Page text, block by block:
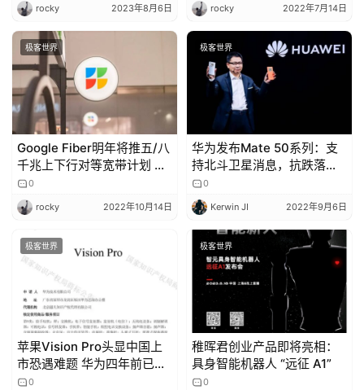
rocky 2023年8月6日 rocky 2022年7月14日
极客世界
Google Fiber明年将推五/八
千兆上下行对等宽带计划 月
费125/150美元
0
rocky 2022年10月14日
极客世界
华为发布Mate 50系列：支
持北斗卫星消息，抗跌落能
力提升至十倍
0
Kerwin JI 2022年9月6日
极客世界
苹果Vision Pro头显中国上
市恐遇难题 华为四年前已注
册商标
0
极客世界
稚晖君创业产品即将亮相：
具身智能机器人 “远征 A1”
0